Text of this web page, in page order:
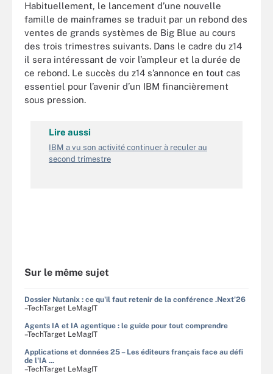
Habituellement, le lancement d’une nouvelle
famille de mainframes se traduit par un rebond des
ventes de grands systèmes de Big Blue au cours
des trois trimestres suivants. Dans le cadre du z14
il sera intéressant de voir l’ampleur et la durée de
ce rebond. Le succès du z14 s’annonce en tout cas
essentiel pour l’avenir d’un IBM financièrement
sous pression.
Lire aussi
IBM a vu son activité continuer à reculer au
second trimestre
Sur le même sujet
Dossier Nutanix : ce qu'il faut retenir de la conférence .Next'26
–TechTarget LeMagIT
Agents IA et IA agentique : le guide pour tout comprendre
–TechTarget LeMagIT
Applications et données 25 – Les éditeurs français face au défi
de l'IA ...
–TechTarget LeMagIT